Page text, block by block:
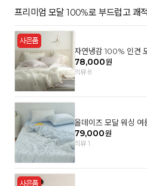
프리미엄 모달 100%로 부드럽고 쾌
자연냉감 100% 인견
러)
78,000원
리뷰 8
올데이즈 모달 워싱
garden(SS)
79,000원
리뷰 1